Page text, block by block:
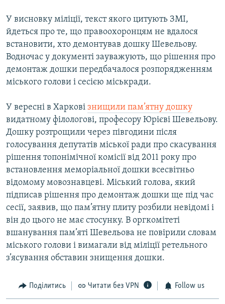
У висновку міліції, текст якого цитують ЗМІ,
йдеться про те, що правоохоронцям не вдалося
встановити, хто демонтував дошку Шевельову.
Водночас у документі зауважують, що рішення про
демонтаж дошки передбачалося розпорядженням
міського голови і сесією міськради.
У вересні в Харкові знищили пам’ятну дошку
видатному філологові, професору Юрієві Шевельову.
Дошку розтрощили через півгодини після
голосування депутатів міської ради про скасування
рішення топонімічної комісії від 2011 року про
встановлення меморіальної дошки всесвітньо
відомому мовознавцеві. Міський голова, який
підписав рішення про демонтаж дошки ще під час
сесії, заявив, що пам’ятну плиту розбили невідомі і
він до цього не має стосунку. В оргкомітеті
вшанування пам’яті Шевельова не повірили словам
міського голови і вимагали від міліції ретельного
з’ясування обставин знищення дошки.
Поділитись Читати без VPN Follow us